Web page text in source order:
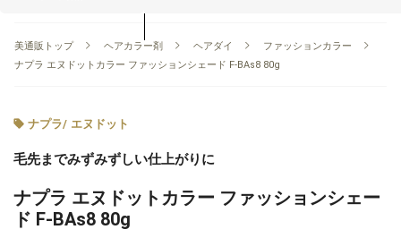
美通販トップ ヘアカラー剤 ヘアダイ
ファッションカラー
ナプラ エヌドットカラー ファッションシェード F-BAs8 80g
ナプラ/ エヌドット
毛先までみずみずしい仕上がりに
ナプラ エヌドットカラー ファッションシェー
ド F-BAs8 80g